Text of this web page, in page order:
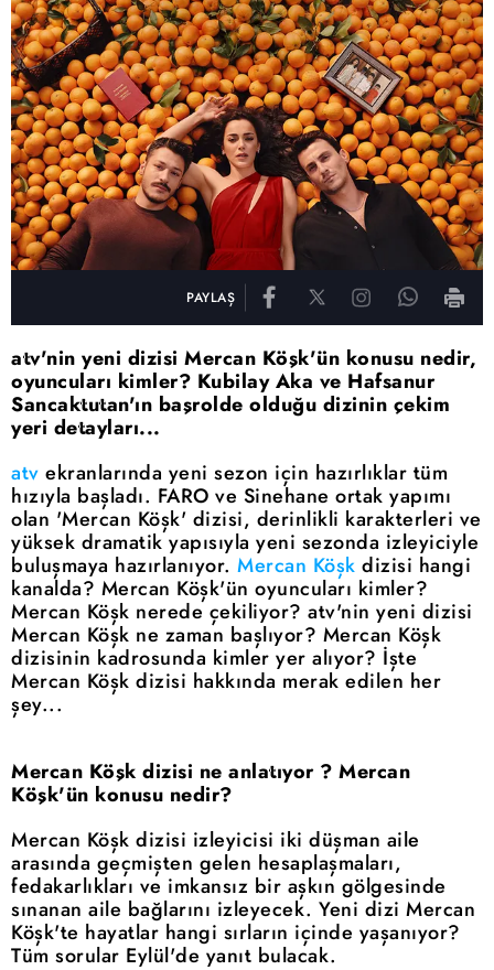
PAYLAŞ
atv'nin yeni dizisi Mercan Köşk'ün konusu nedir,
oyuncuları kimler? Kubilay Aka ve Hafsanur
Sancaktutan'ın başrolde olduğu dizinin çekim
yeri detayları...
atv ekranlarında yeni sezon için hazırlıklar tüm
hızıyla başladı. FARO ve Sinehane ortak yapımı
olan 'Mercan Köşk' dizisi, derinlikli karakterleri ve
yüksek dramatik yapısıyla yeni sezonda izleyiciyle
buluşmaya hazırlanıyor. Mercan Köşk dizisi hangi
kanalda? Mercan Köşk'ün oyuncuları kimler?
Mercan Köşk nerede çekiliyor? atv'nin yeni dizisi
Mercan Köşk ne zaman başlıyor? Mercan Köşk
dizisinin kadrosunda kimler yer alıyor? İşte
Mercan Köşk dizisi hakkında merak edilen her
şey...
Mercan Köşk dizisi ne anlatıyor ? Mercan
Köşk'ün konusu nedir?
Mercan Köşk dizisi izleyicisi iki düşman aile
arasında geçmişten gelen hesaplaşmaları,
fedakarlıkları ve imkansız bir aşkın gölgesinde
sınanan aile bağlarını izleyecek. Yeni dizi Mercan
Köşk'te hayatlar hangi sırların içinde yaşanıyor?
Tüm sorular Eylül'de yanıt bulacak.